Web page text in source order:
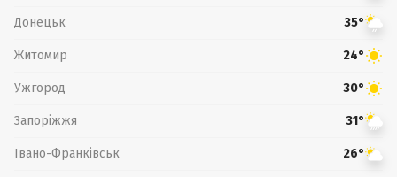
Донецьк 35°
Житомир 24°
Ужгород 30°
Запоріжжя 31°
Івано-Франківськ 26°